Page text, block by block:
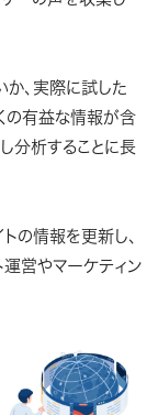
、実際に試した
の有益な情報が含
分析することに長
の情報を更新し、
営やマーケティン